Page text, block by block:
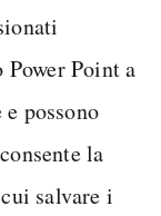
Point a
possono
la
salvare i